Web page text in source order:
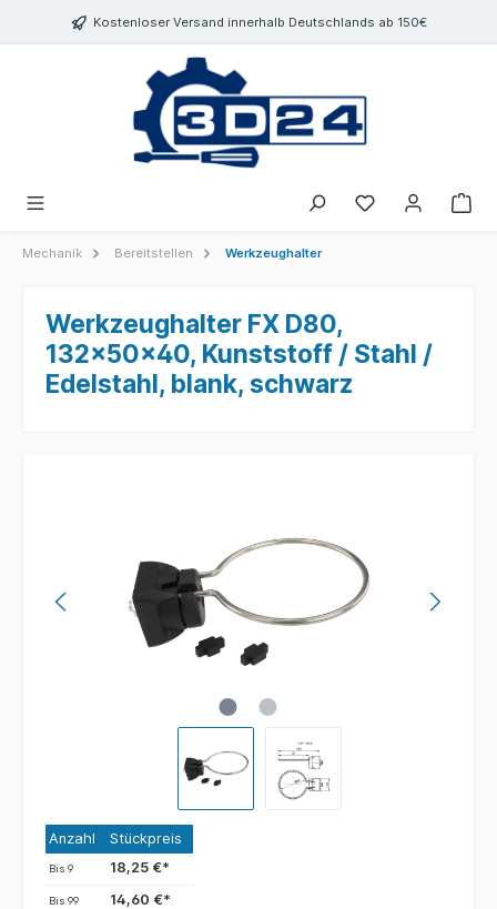
springenKostenloser Versand innerhalb Deutschlands ab 150€
Mechanik Bereitstellen Werkzeughalter
Werkzeughalter FX D80,
132x50x40, Kunststoff / Stahl /
Edelstahl, blank, schwarz
Anzahl Stückpreis
Bis9 18,25 €*
Bis99 14,60 €*